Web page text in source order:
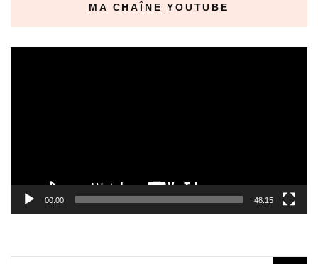
MA CHAÎNE YOUTUBE
00:00 48:15